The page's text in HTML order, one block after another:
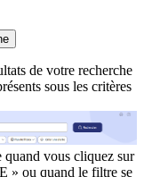
de votre recherche
sous les critères
quand vous cliquez sur
» ou quand le filtre se